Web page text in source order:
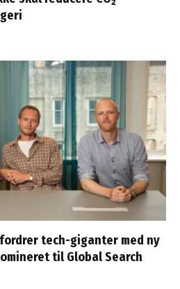
tech-giganter med ny
til Global Search